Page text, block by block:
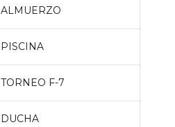
ALMUERZO
PISCINA
TORNEO F-7
DUCHA